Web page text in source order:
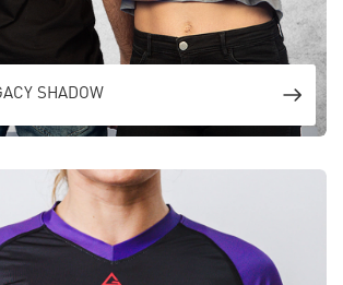
SHADOW